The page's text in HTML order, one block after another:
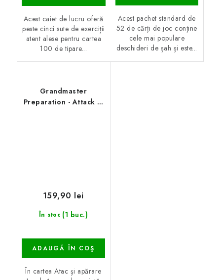
Acest caiet de lucru oferă
peste cinci sute de exerciții
atent alese pentru cartea
100 de tipare...
Acest pachet standard de
52 de cărți de joc conține
cele mai populare
deschideri de șah și este...
Grandmaster
Preparation - Attack &
În stoc (1 buc.)
159,90 lei
ADAUGĂ ÎN COŞ
În cartea Atac și apărare